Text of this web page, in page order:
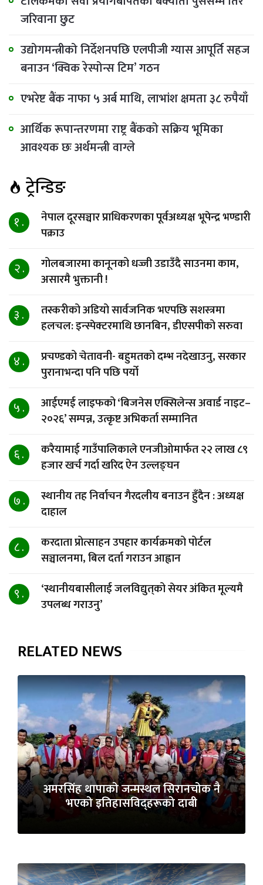
जरिवाना छुट
उद्योगमन्त्रीको निर्देशनपछि एलपीजी ग्यास आपूर्ति सहज
बनाउन ‘क्विक रेस्पोन्स टिम’ गठन
एभरेष्ट बैंक नाफा ५ अर्ब माथि, लाभांश क्षमता ३८ रुपैयाँ
आर्थिक रूपान्तरणमा राष्ट्र बैंकको सक्रिय भूमिका
आवश्यक छः अर्थमन्त्री वाग्ले
ट्रेन्डिङ
१ .
नेपाल दूरसञ्चार प्राधिकरणका पूर्वअध्यक्ष भूपेन्द्र भण्डारी
पक्राउ
२ .
गोलबजारमा कानूनको धज्जी उडाउँदै साउनमा काम,
असारमै भुक्तानी !
३ .
तस्करीको अडियो सार्वजनिक भएपछि सशस्त्रमा
हलचल: इन्स्पेक्टरमाथि छानबिन, डीएसपीको सरुवा
४ .
प्रचण्डको चेतावनी- बहुमतको दम्भ नदेखाउनु, सरकार
पुरानाभन्दा पनि पछि पर्यो
५ .
आईएमई लाइफको ‘बिजनेस एक्सिलेन्स अवार्ड नाइट–
२०२६’ सम्पन्न, उत्कृष्ट अभिकर्ता सम्मानित
६ .
करैयामाई गाउँपालिकाले एनजीओमार्फत २२ लाख ८९
हजार खर्च गर्दा खरिद ऐन उल्लङ्घन
७ .
स्थानीय तह निर्वाचन गैरदलीय बनाउन हुँदैन : अध्यक्ष
दाहाल
८ .
करदाता प्रोत्साहन उपहार कार्यक्रमको पोर्टल
सञ्चालनमा, बिल दर्ता गराउन आह्वान
९ .
‘स्थानीयबासीलाई जलविद्युत्‌को सेयर अंकित मूल्यमै
उपलब्ध गराउनु’
RELATED NEWS
अमरसिंह थापाको जन्मस्थल सिरानचोक नै
भएको इतिहासविद्हरूको दाबी